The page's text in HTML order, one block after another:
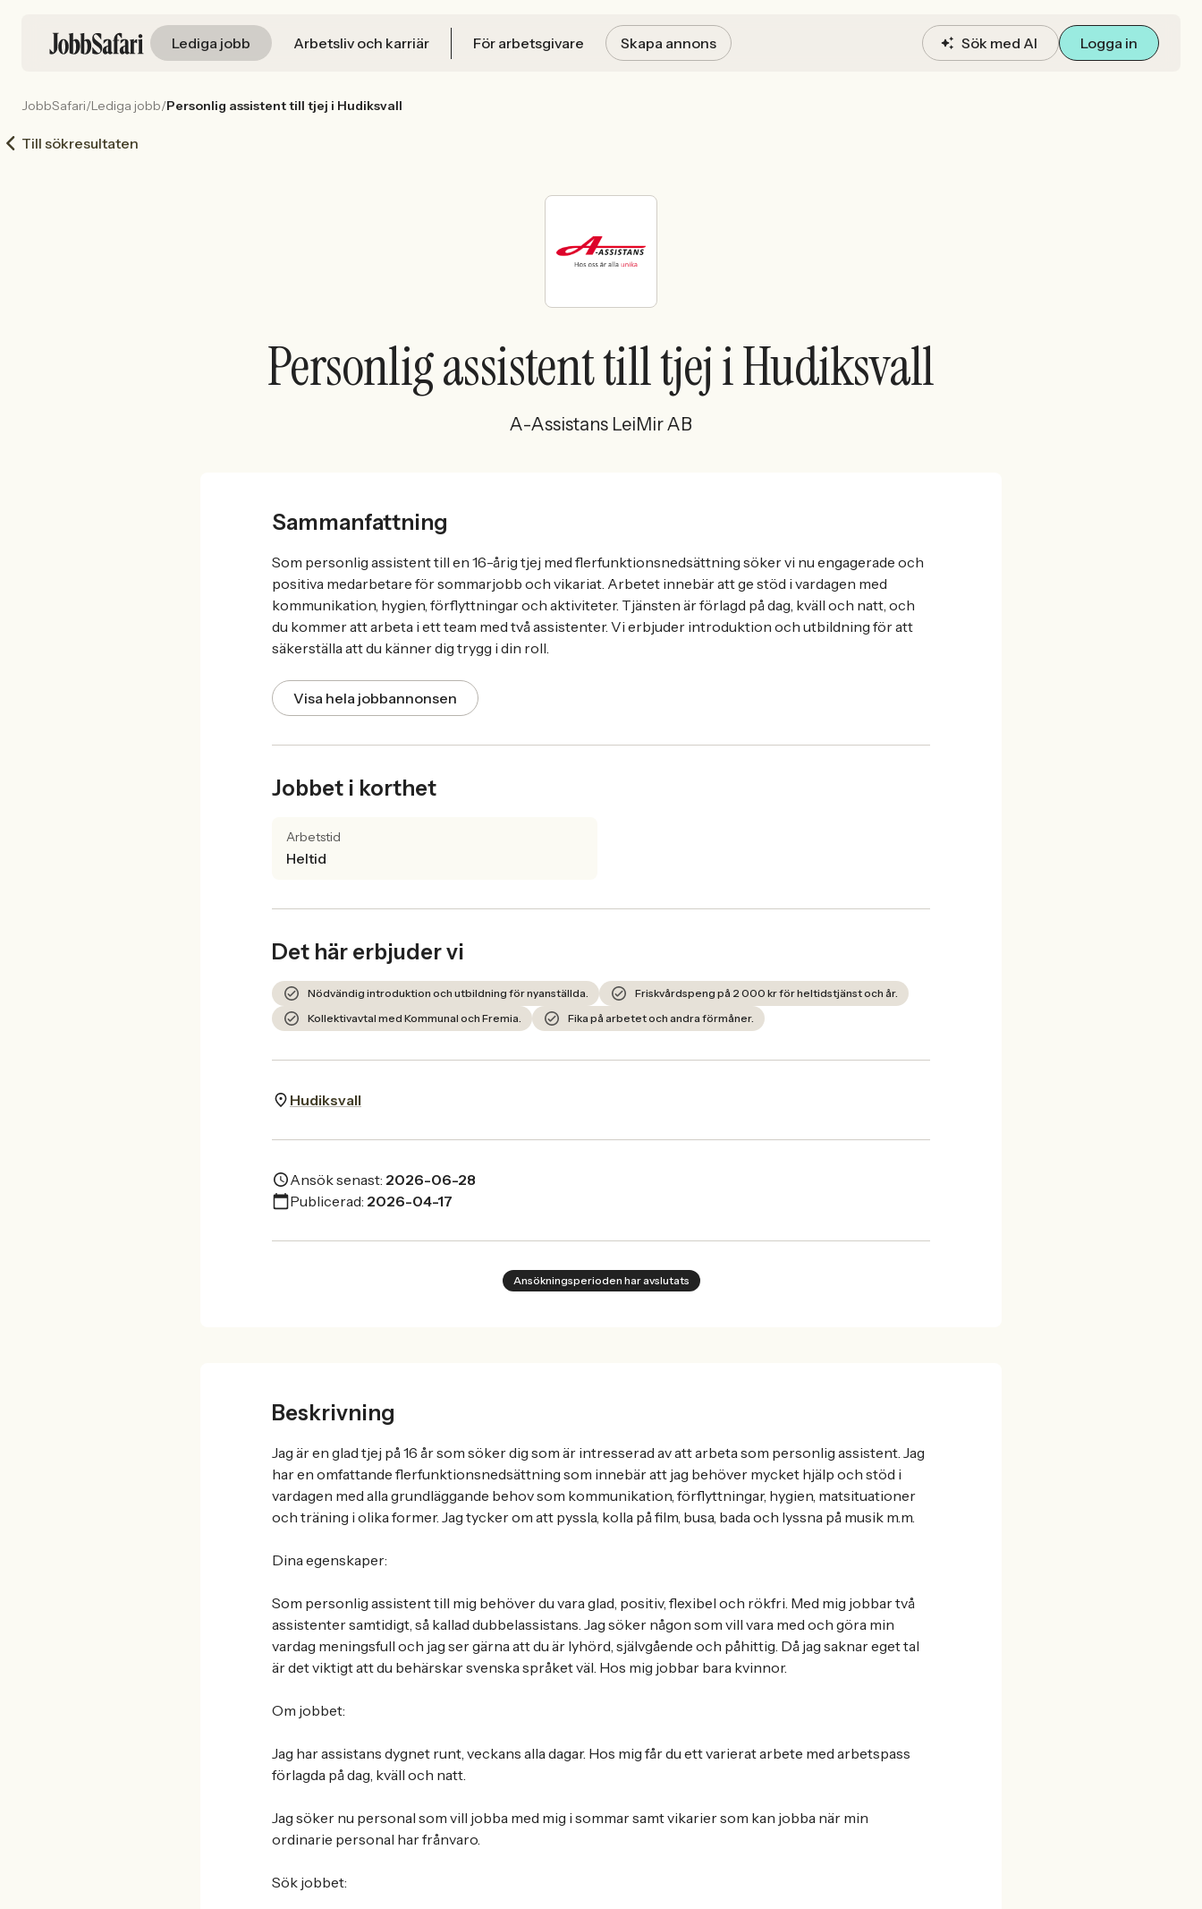
Lediga jobb Arbetsliv och karriär För arbetsgivare Skapa annons Sök med AI Logga in
JobbSafari/Lediga jobb/Personlig assistent till tjej i Hudiksvall
Till sökresultaten
Personlig assistent till tjej i Hudiksvall
A-Assistans LeiMir AB
Sammanfattning
Som personlig assistent till en 16-årig tjej med flerfunktionsnedsättning söker vi nu engagerade och
positiva medarbetare för sommarjobb och vikariat. Arbetet innebär att ge stöd i vardagen med
kommunikation, hygien, förflyttningar och aktiviteter. Tjänsten är förlagd på dag, kväll och natt, och
du kommer att arbeta i ett team med två assistenter. Vi erbjuder introduktion och utbildning för att
säkerställa att du känner dig trygg i din roll.
Visa hela jobbannonsen
Jobbet i korthet
Arbetstid
Heltid
Det här erbjuder vi
Nödvändig introduktion och utbildning för nyanställda.
Friskvårdspeng på 2 000 kr för heltidstjänst och år.
Kollektivavtal med Kommunal och Fremia.
Fika på arbetet och andra förmåner.
Hudiksvall
Ansök senast: 2026-06-28
Publicerad: 2026-04-17
Ansökningsperioden har avslutats
Beskrivning
Jag är en glad tjej på 16 år som söker dig som är intresserad av att arbeta som personlig assistent. Jag
har en omfattande flerfunktionsnedsättning som innebär att jag behöver mycket hjälp och stöd i
vardagen med alla grundläggande behov som kommunikation, förflyttningar, hygien, matsituationer
och träning i olika former. Jag tycker om att pyssla, kolla på film, busa, bada och lyssna på musik m.m.
Dina egenskaper:
Som personlig assistent till mig behöver du vara glad, positiv, flexibel och rökfri. Med mig jobbar två
assistenter samtidigt, så kallad dubbelassistans. Jag söker någon som vill vara med och göra min
vardag meningsfull och jag ser gärna att du är lyhörd, självgående och påhittig. Då jag saknar eget tal
är det viktigt att du behärskar svenska språket väl. Hos mig jobbar bara kvinnor.
Om jobbet:
Jag har assistans dygnet runt, veckans alla dagar. Hos mig får du ett varierat arbete med arbetspass
förlagda på dag, kväll och natt.
Jag söker nu personal som vill jobba med mig i sommar samt vikarier som kan jobba när min
ordinarie personal har frånvaro.
Sök jobbet: